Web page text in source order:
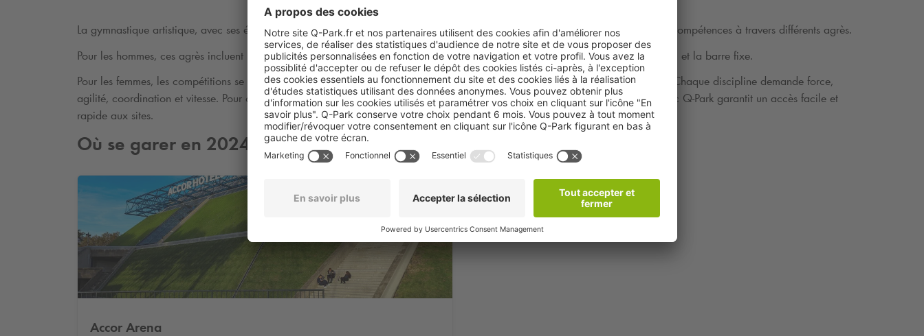
La gymnastique artistique, avec ses épreuves individuelles par agrès et ses concours par équipes, met en scène une diversité de compétences à travers différents agrès.
Pour les hommes, ces agrès incluent les exercices au sol, le cheval d'arçons, les anneaux, le saut de cheval, les barres parallèles, et la barre fixe.
Pour les femmes, les compétitions se déroulent au saut de cheval, aux barres asymétriques, à la poutre, et aux exercices au sol. Chaque discipline demande force,
agilité, coordination et vitesse. Pour ceux qui assistent à ces spectacles captivants, réserver une place de parking à l'avance avec Q-Park garantit un accès facile et
rapide aux sites.
Où se garer en 2024 ?
Accor Arena